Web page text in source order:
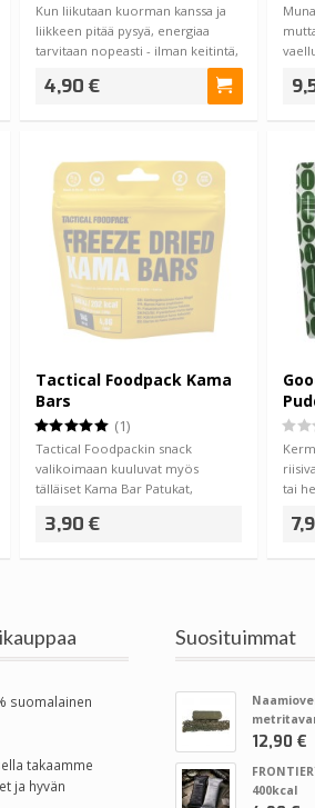
Kun liikutaan kuorman kanssa ja
liikkeen pitää pysyä, energiaa
tarvitaan nopeasti - ilman keitintä,
4,90 €
Tactical Foodpack Kama
Bars
(1)
Tactical Foodpackin snack
valikoimaan kuuluvat myös
tälläiset Kama Bar Patukat,
3,90 €
tai
suomalainen
takaamme
ja hyvän
Suosituimmat
12,90 €
400kcal